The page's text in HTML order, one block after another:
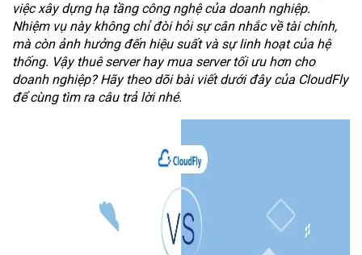
việc xây dựng hạ tầng công nghệ của doanh nghiệp.
Nhiệm vụ này không chỉ đòi hỏi sự cân nhắc về tài chính,
mà còn ảnh hưởng đến hiệu suất và sự linh hoạt của hệ
thống. Vậy thuê server hay mua server tối ưu hơn cho
doanh nghiệp? Hãy theo dõi bài viết dưới đây của CloudFly
để cùng tìm ra câu trả lời nhé.